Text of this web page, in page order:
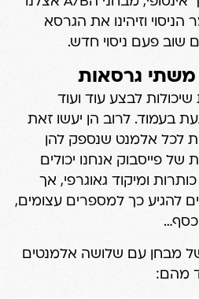
וזיהינו את הגרסא
שוב פעם ניסוי חדש.
משתי גרסאות
לבצע עוד ועוד
בעמוד. לרוב הן יעשו זאת
לכל אלמנט שנספק להן
פייסבוק אנחנו יכולים
ומיקוד גאוגרפי, אך
להגיע כך למספרים עצומים,
כסף…
מבחן עם שלושה אלמנטים
מהם: